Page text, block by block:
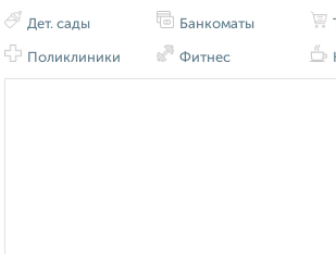
Дет. сады
Поликлиники
Банкоматы
Фитнес